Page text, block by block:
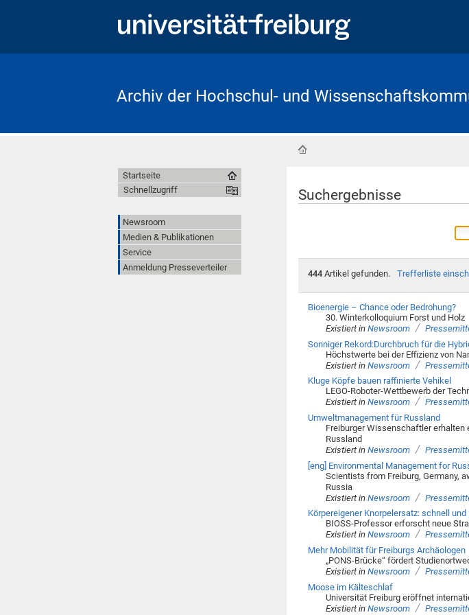
Archiv der Hochschul- und
Suchergebnisse
444Artikel gefunden. Trefferliste
Bioenergie – Chance oder Bedrohung?
30. Winterkolloquium Forst und Holz
Existiert in Newsroom /
Sonniger Rekord:Durchbruch für die
Höchstwerte bei der Effizienz von
Existiert in Newsroom /
Kluge Köpfe bauen raffinierte Vehikel
LEGO-Roboter-Wettbewerb der
Existiert in Newsroom /
Umweltmanagement für Russland
Freiburger Wissenschaftler erhalten
Russland
Existiert in Newsroom /
[eng] Environmental Management for
Scientists from Freiburg, Germany,
Russia
Existiert in Newsroom /
Körpereigener Knorpelersatz: schnell
BIOSS-Professor erforscht neue
Existiert in Newsroom /
Mehr Mobilität für Freiburgs Archäologen
„PONS-Brücke“ fördert
Existiert in Newsroom /
Moose im Kälteschlaf
Universität Freiburg eröffnet
Existiert in Newsroom /
Startseite
Schnellzugriff
Newsroom
Medien & Publikationen
Service
Anmeldung Presseverteiler